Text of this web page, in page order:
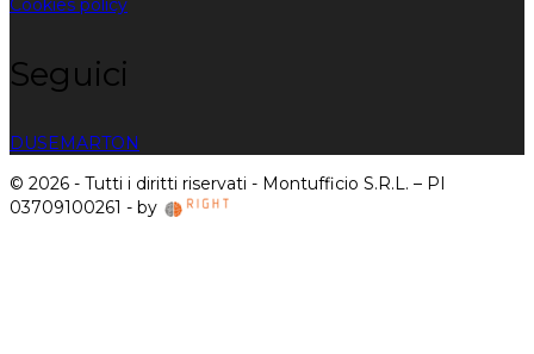
Cookies policy
Seguici
DUSEMARTON
© 2026 - Tutti i diritti riservati - Montufficio S.R.L. – PI
03709100261 - by